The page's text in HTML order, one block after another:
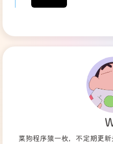
菜狗程序猿一枚，不定期更